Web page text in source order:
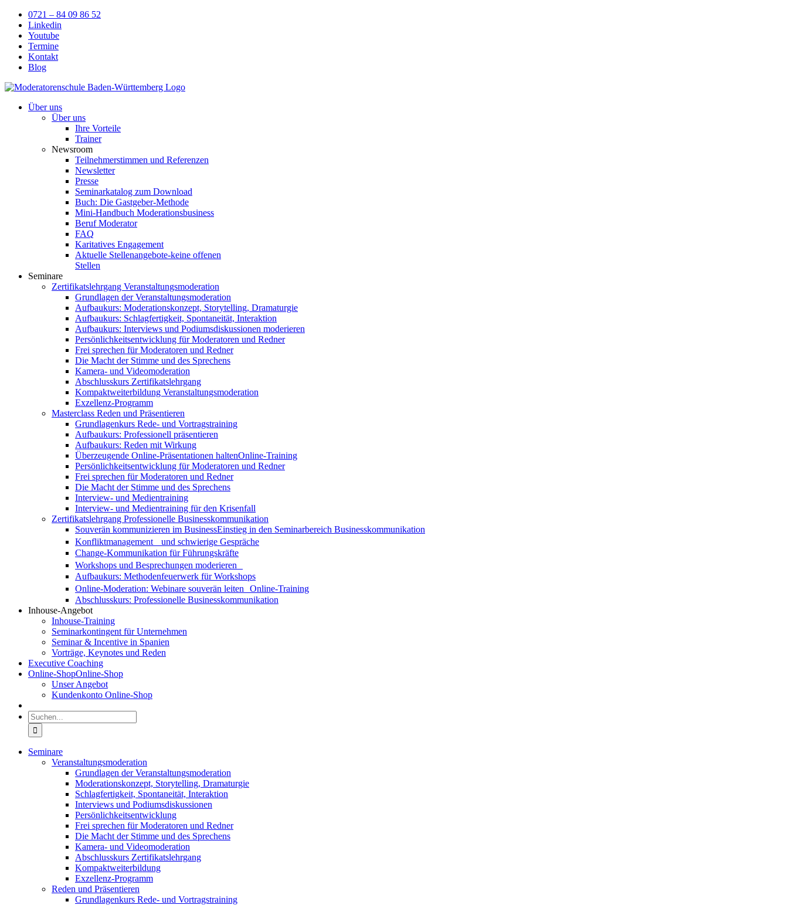
Skip
content
0721 – 84 09 86 52
Linkedin
Youtube
Termine
Kontakt
Blog
Über uns
Über uns
Ihre Vorteile
Trainer
Newsroom
Teilnehmerstimmen und Referenzen
Newsletter
Presse
Seminarkatalog zum Download
Buch: Die Gastgeber-Methode
Mini-Handbuch Moderationsbusiness
Beruf Moderator
FAQ
Karitatives Engagement
Aktuelle Stellenangebote-keine offenen
Stellen
Seminare
Zertifikatslehrgang Veranstaltungsmoderation
Grundlagen der Veranstaltungsmoderation
Aufbaukurs: Moderationskonzept, Storytelling, Dramaturgie
Aufbaukurs: Schlagfertigkeit, Spontaneität, Interaktion
Aufbaukurs: Interviews und Podiumsdiskussionen moderieren
Persönlichkeitsentwicklung für Moderatoren und Redner
Frei sprechen für Moderatoren und Redner
Die Macht der Stimme und des Sprechens
Kamera- und Videomoderation
Abschlusskurs Zertifikatslehrgang
Kompaktweiterbildung Veranstaltungsmoderation
Exzellenz-Programm
Masterclass Reden und Präsentieren
Grundlagenkurs Rede- und Vortragstraining
Aufbaukurs: Professionell präsentieren
Aufbaukurs: Reden mit Wirkung
Überzeugende Online-Präsentationen haltenOnline-Training
Persönlichkeitsentwicklung für Moderatoren und Redner
Frei sprechen für Moderatoren und Redner
Die Macht der Stimme und des Sprechens
Interview- und Medientraining
Interview- und Medientraining für den Krisenfall
Zertifikatslehrgang Professionelle Businesskommunikation
Souverän kommunizieren im BusinessEinstieg in den Seminarbereich Businesskommunikation
Konfliktmanagement und schwierige Gespräche
Change-Kommunikation für Führungskräfte
Workshops und Besprechungen moderieren
Aufbaukurs: Methodenfeuerwerk für Workshops
Online-Moderation: Webinare souverän leiten Online-Training
Abschlusskurs: Professionelle Businesskommunikation
Inhouse-Angebot
Inhouse-Training
Seminarkontingent für Unternehmen
Seminar & Incentive in Spanien
Vorträge, Keynotes und Reden
Executive Coaching
Online-ShopOnline-Shop
Unser Angebot
Kundenkonto Online-Shop
Suche
nach:
Seminare
Veranstaltungsmoderation
Grundlagen der Veranstaltungsmoderation
Moderationskonzept, Storytelling, Dramaturgie
Schlagfertigkeit, Spontaneität, Interaktion
Interviews und Podiumsdiskussionen
Persönlichkeitsentwicklung
Frei sprechen für Moderatoren und Redner
Die Macht der Stimme und des Sprechens
Kamera- und Videomoderation
Abschlusskurs Zertifikatslehrgang
Kompaktweiterbildung
Exzellenz-Programm
Reden und Präsentieren
Grundlagenkurs Rede- und Vortragstraining